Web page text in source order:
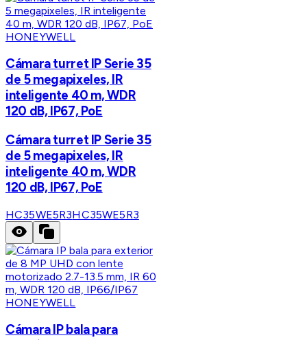
HONEYWELL
Cámara turret IP Serie 35
de 5 megapixeles, IR
inteligente 40 m, WDR
120 dB, IP67, PoE
Cámara turret IP Serie 35
de 5 megapixeles, IR
inteligente 40 m, WDR
120 dB, IP67, PoE
HC35WE5R3HC35WE5R3
HONEYWELL
Cámara IP bala para